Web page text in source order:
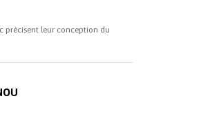
précisent leur conception du